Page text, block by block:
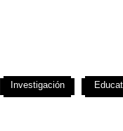
Investigación